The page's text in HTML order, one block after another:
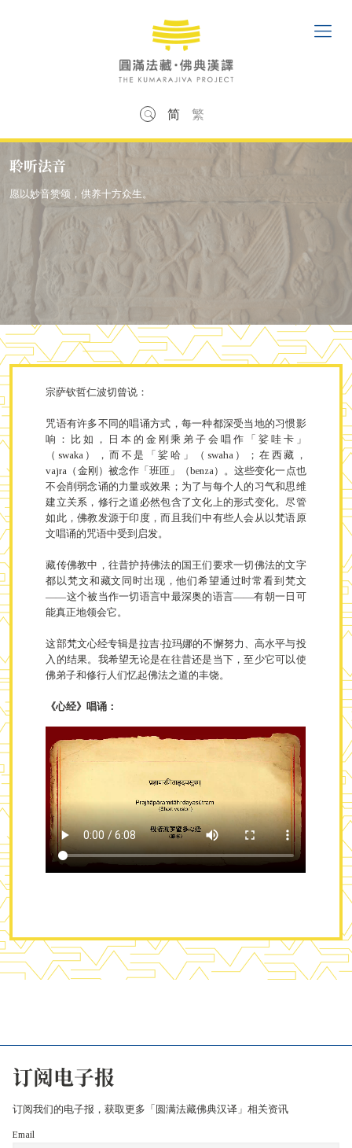
简 繁
聆听法音
愿以妙音赞颂，供养十方众生。
宗萨钦哲仁波切曾说：
咒语有许多不同的唱诵方式，每一种都深受当地的习惯影
响：比如，日本的金刚乘弟子会唱作「娑哇卡」
（swaka），而不是「娑哈」（swaha）；在西藏，
vajra（金刚）被念作「班匝」（benza）。这些变化一点也
不会削弱念诵的力量或效果；为了与每个人的习气和思维
建立关系，修行之道必然包含了文化上的形式变化。尽管
如此，佛教发源于印度，而且我们中有些人会从以梵语原
文唱诵的咒语中受到启发。
藏传佛教中，往昔护持佛法的国王们要求一切佛法的文字
都以梵文和藏文同时出现，他们希望通过时常看到梵文
——这个被当作一切语言中最深奥的语言——有朝一日可
能真正地领会它。
这部梵文心经专辑是拉吉‧拉玛娜的不懈努力、高水平与投
入的结果。我希望无论是在往昔还是当下，至少它可以使
佛弟子和修行人们忆起佛法之道的丰饶。
《心经》唱诵：
订阅电子报
订阅我们的电子报，获取更多「圆满法藏佛典汉译」相关资讯
Email